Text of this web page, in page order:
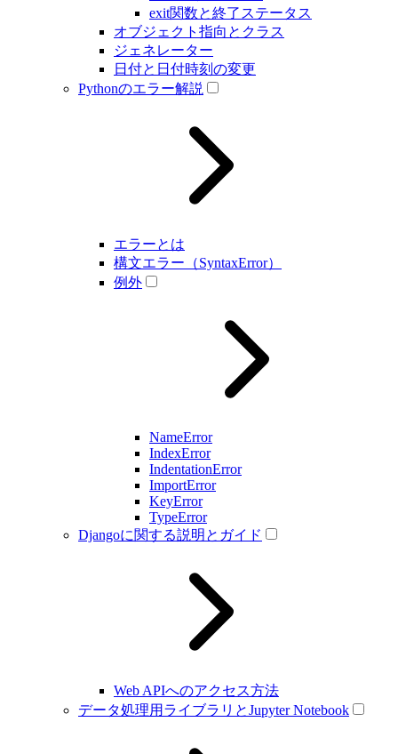
exit関数と終了ステータス
オブジェクト指向とクラス
ジェネレーター
日付と日付時刻の変更
Pythonのエラー解説
エラーとは
構文エラー（SyntaxError）
例外
NameError
IndexError
IndentationError
ImportError
KeyError
TypeError
Djangoに関する説明とガイド
Web APIへのアクセス方法
データ処理用ライブラリとJupyter Notebook